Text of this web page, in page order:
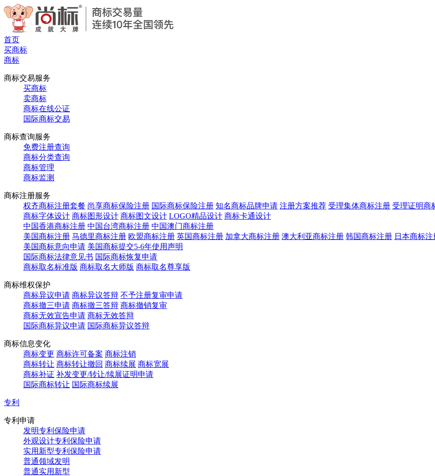
首页
买商标
商标
商标交易服务
买商标
卖商标
商标在线公证
国际商标交易
商标查询服务
免费注册查询
商标分类查询
商标管理
商标监测
商标注册服务
权齐商标注册套餐 尚享商标保险注册 国际商标保险注册 知名商标品牌申请 注册方案推荐 受理集体商标注册 受理证明商
商标字体设计 商标图形设计 商标图文设计 LOGO精品设计 商标卡通设计
中国香港商标注册 中国台湾商标注册 中国澳门商标注册
美国商标注册 马德里商标注册 欧盟商标注册 英国商标注册 加拿大商标注册 澳大利亚商标注册 韩国商标注册 日本商标注
美国商标意向申请 美国商标提交5-6年使用声明
国际商标法律意见书 国际商标恢复申请
商标取名标准版 商标取名大师版 商标取名尊享版
商标维权保护
商标异议申请 商标异议答辩 不予注册复审申请
商标撤三申请 商标撤三答辩 商标撤销复审
商标无效宣告申请 商标无效答辩
国际商标异议申请 国际商标异议答辩
商标信息变化
商标变更 商标许可备案 商标注销
商标转让 商标转让撤回 商标续展 商标宽展
商标补证 补发变更/转让/续展证明申请
国际商标转让 国际商标续展
专利
专利申请
发明专利保险申请
外观设计专利保险申请
实用新型专利保险申请
普通领域发明
普通实用新型